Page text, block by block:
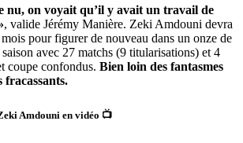
nu, on voyait qu’il y avait un travail de
, valide Jérémy Manière. Zeki Amdouni devra
pour figurer de nouveau dans un onze de
avec 27 matchs (9 titularisations) et 4
coupe confondus. Bien loin des fantasmes
fracassants.
Amdouni en vidéo 📺